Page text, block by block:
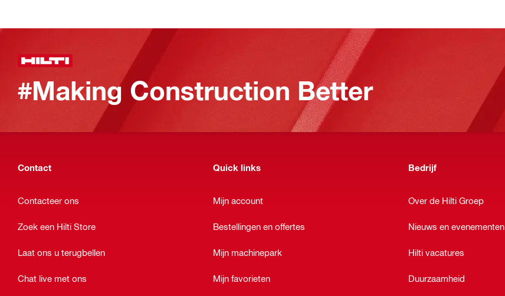
#Making Construction Better
Contact
Contacteer ons
Zoek een Hilti Store
Laat ons u terugbellen
Chat live met ons
Quick links
Mijn account
Bestellingen en offertes
Mijn machinepark
Mijn favorieten
Bedrijf
Over de Hilti Groep
Nieuws en evenementen
Hilti vacatures
Duurzaamheid